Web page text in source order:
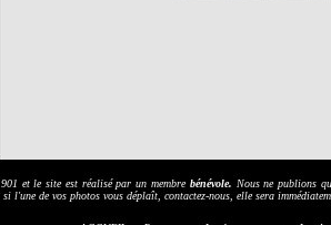
et le site est réalisé par un membre bénévole. Nous ne publions
l'une de vos photos vous déplaît, contactez-nous, elle sera